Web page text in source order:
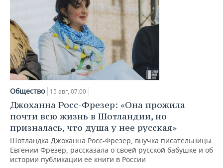
Общество 15 авг, 07:00
Джоханна Росс-Фрезер: «Она прожила
почти всю жизнь в Шотландии, но
призналась, что душа у нее русская»
Шотландка Джоханна Росс-Фрезер, внучка писательницы
Евгении Фрезер, рассказала о своей русской бабушке и об
истории публикации ее книги в России